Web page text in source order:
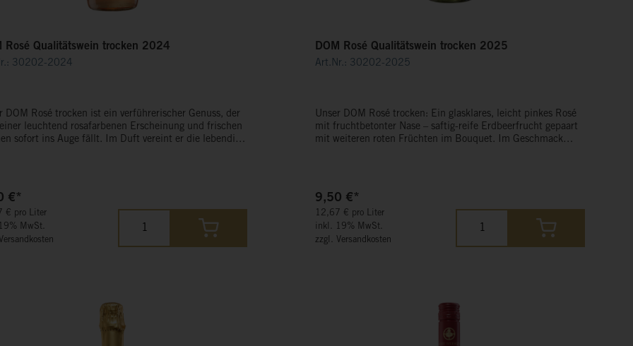
Rosé Qualitätswein trocken 2024
30202-2024
verführerischer Genuss, der
leuchtend rosafarbenen Erscheinung und frischen
sofort ins Auge fällt. Im Duft vereint er die lebendige
Säure.
€*
€ pro Liter
MwSt.
DOM Rosé Qualitätswein trocken 2025
Art.Nr.: 30202-2025
Unser DOM Rosé trocken: Ein glasklares, leicht pinkes Rosé
mit fruchtbetonter Nase – saftig-reife Erdbeerfrucht gepaart
mit weiteren roten Früchten im Bouquet. Im Geschmack
9,50 €*
12,67 € pro Liter
inkl. 19% MwSt.
zzgl. Versandkosten